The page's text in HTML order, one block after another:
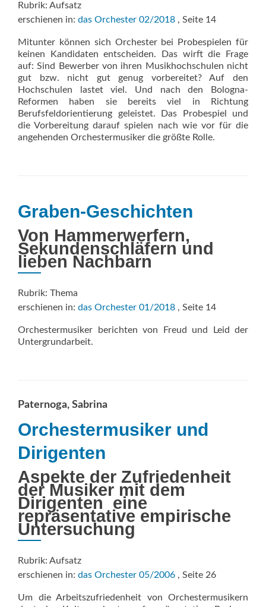
Rubrik: Aufsatz
erschienen in: das Orchester 02/2018 , Seite 14
Mitunter können sich Orchester bei Probespielen für
keinen Kandidaten entscheiden. Das wirft die Frage
auf: Sind Bewerber von ihren Musikhochschulen nicht
gut bzw. nicht gut genug vorbereitet? Auf den
Hochschulen lastet viel. Und nach den Bologna-
Reformen haben sie bereits viel in Richtung
Berufsfeldorientierung geleistet. Das Probespiel und
die Vorbereitung darauf spielen nach wie vor für die
angehenden Orchestermusiker die größte Rolle.
Graben-Geschichten
Von Hammerwerfern,
Sekundenschläfern und
lieben Nachbarn
Rubrik: Thema
erschienen in: das Orchester 01/2018 , Seite 14
Orchestermusiker berichten von Freud und Leid der
Untergrundarbeit.
Paternoga, Sabrina
Orchestermusiker und
Dirigenten
Aspekte der Zufriedenheit
der Musiker mit dem
Dirigenten  eine
repräsentative empirische
Untersuchung
Rubrik: Aufsatz
erschienen in: das Orchester 05/2006 , Seite 26
Um die Arbeitszufriedenheit von Orchestermusikern